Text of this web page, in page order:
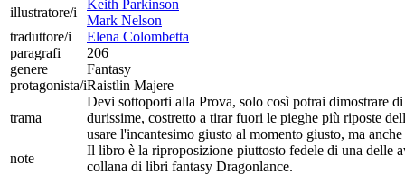
illustratore/i
Keith Parkinson
Mark Nelson
traduttore/i
Elena Colombetta
paragrafi
206
genere
Fantasy
protagonista/iRaistlin Majere
trama
Devi sottoporti alla Prova, solo così potrai dimostrare
durissime, costretto a tirar fuori le pieghe più riposte
usare l'incantesimo giusto al momento giusto, ma
note
Il libro è la riproposizione piuttosto fedele di una delle
collana di libri fantasy Dragonlance.